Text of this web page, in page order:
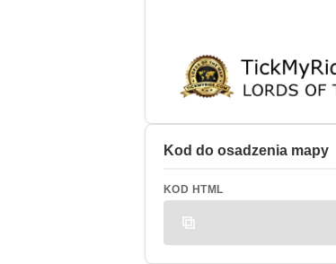
Kod do osadzenia mapy
KOD HTML